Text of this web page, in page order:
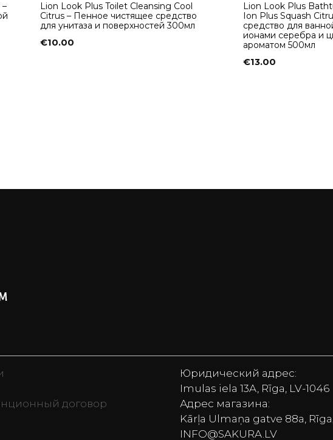
Lion Look Plus Toilet Cleansing Cool
Citrus – Пенное чистящее средство
для унитаза и поверхностей 300мл
€10.00
Lion Look Plus
Ion Plus Squash
средство для
ионами серебра и
ароматом 500мл
€13.00
договор
uzturs, Skuvekļi, Monitori, Lego, Bezvadu skaļruņi, Putekļu
Юридический адрес:
Imulas iela 13A, Rīga, LV-1046
Адрес магазина:
Kārļa Ulmaņa gatve 88a,
INFO@SAKURA.LV